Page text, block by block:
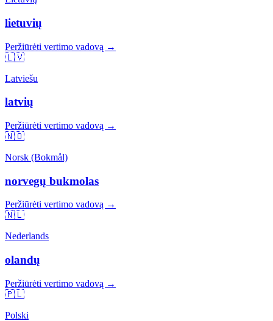
lietuvių
Peržiūrėti vertimo vadovą →
🇱🇻
Latviešu
latvių
Peržiūrėti vertimo vadovą →
🇳🇴
Norsk (Bokmål)
norvegų bukmolas
Peržiūrėti vertimo vadovą →
🇳🇱
Nederlands
olandų
Peržiūrėti vertimo vadovą →
🇵🇱
Polski